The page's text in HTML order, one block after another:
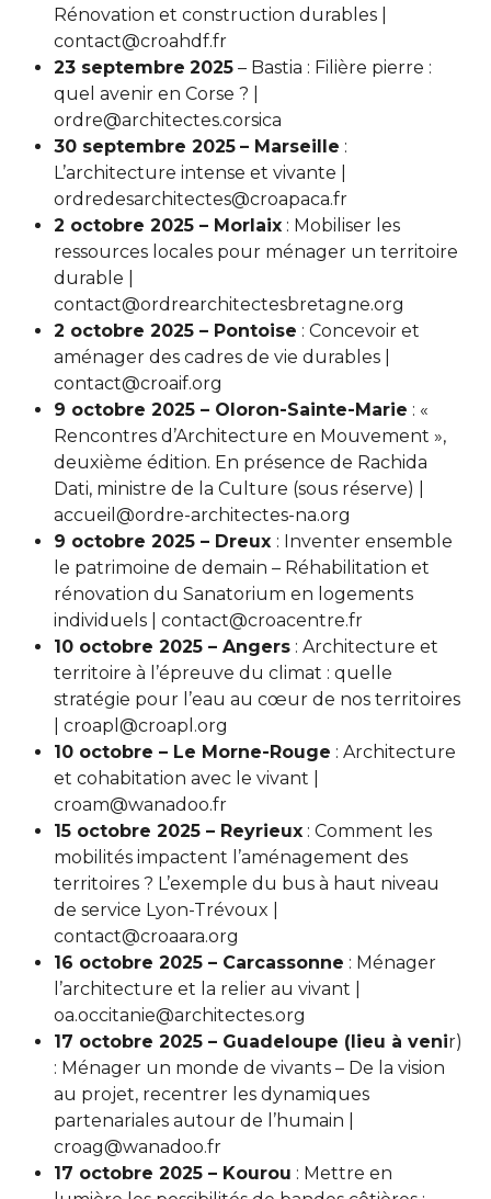
Rénovation et construction durables |
contact@croahdf.fr
23 septembre 2025 – Bastia : Filière pierre :
quel avenir en Corse ? |
ordre@architectes.corsica
30 septembre 2025 – Marseille :
L’architecture intense et vivante |
ordredesarchitectes@croapaca.fr
2 octobre 2025 – Morlaix : Mobiliser les
ressources locales pour ménager un territoire
durable |
contact@ordrearchitectesbretagne.org
2 octobre 2025 – Pontoise : Concevoir et
aménager des cadres de vie durables |
contact@croaif.org
9 octobre 2025 – Oloron-Sainte-Marie : «
Rencontres d’Architecture en Mouvement »,
deuxième édition. En présence de Rachida
Dati, ministre de la Culture (sous réserve) |
accueil@ordre-architectes-na.org
9 octobre 2025 – Dreux : Inventer ensemble
le patrimoine de demain – Réhabilitation et
rénovation du Sanatorium en logements
individuels | contact@croacentre.fr
10 octobre 2025 – Angers : Architecture et
territoire à l’épreuve du climat : quelle
stratégie pour l’eau au cœur de nos territoires
| croapl@croapl.org
10 octobre – Le Morne-Rouge : Architecture
et cohabitation avec le vivant |
croam@wanadoo.fr
15 octobre 2025 – Reyrieux : Comment les
mobilités impactent l’aménagement des
territoires ? L’exemple du bus à haut niveau
de service Lyon-Trévoux |
contact@croaara.org
16 octobre 2025 – Carcassonne : Ménager
l’architecture et la relier au vivant |
oa.occitanie@architectes.org
17 octobre 2025 – Guadeloupe (lieu à venir)
: Ménager un monde de vivants – De la vision
au projet, recentrer les dynamiques
partenariales autour de l’humain |
croag@wanadoo.fr
17 octobre 2025 – Kourou : Mettre en